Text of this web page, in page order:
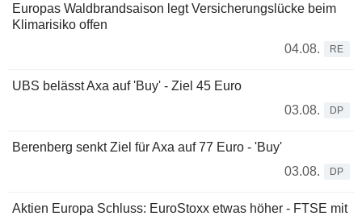
Europas Waldbrandsaison legt Versicherungslücke beim
Klimarisiko offen
04.08.
RE
UBS belässt Axa auf 'Buy' - Ziel 45 Euro
03.08.
DP
Berenberg senkt Ziel für Axa auf 77 Euro - 'Buy'
03.08.
DP
Aktien Europa Schluss: EuroStoxx etwas höher - FTSE mit